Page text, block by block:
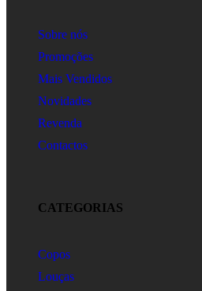
Sobre nós
Promoções
Mais Vendidos
Novidades
Revenda
Contactos
CATEGORIAS
Copos
Louças